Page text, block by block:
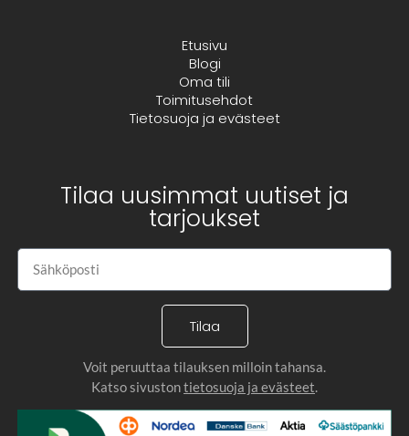
Etusivu
Blogi
Oma tili
Toimitusehdot
Tietosuoja ja evästeet
Tilaa uusimmat uutiset ja
tarjoukset
Tilaa
Voit peruuttaa tilauksen milloin tahansa.
Katso sivustontietosuoja ja evästeet